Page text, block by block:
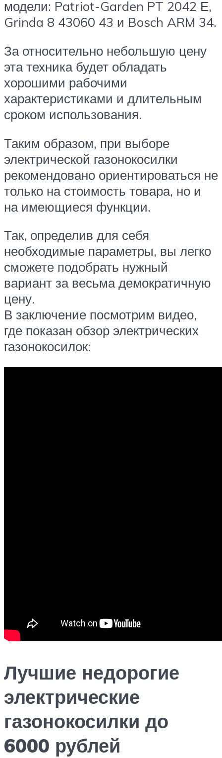
модели: Patriot-Garden PT 2042 Е,
Grinda 8 43060 43 и Bosch ARM 34.
За относительно небольшую цену
эта техника будет обладать
хорошими рабочими
характеристиками и длительным
сроком использования.
Таким образом, при выборе
электрической газонокосилки
рекомендовано ориентироваться не
только на стоимость товара, но и
на имеющиеся функции.
Так, определив для себя
необходимые параметры, вы легко
сможете подобрать нужный
вариант за весьма демократичную
цену.
В заключение посмотрим видео,
где показан обзор электрических
газонокосилок:
Лучшие недорогие
электрические
газонокосилки до
6000 рублей